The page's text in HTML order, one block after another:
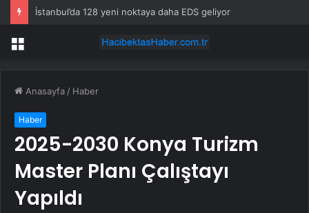
İstanbul’da 128 yeni noktaya daha EDS geliyor
Menü
Anasayfa / Haber
Haber
2025-2030 Konya Turizm
Master Planı Çalıştayı
Yapıldı